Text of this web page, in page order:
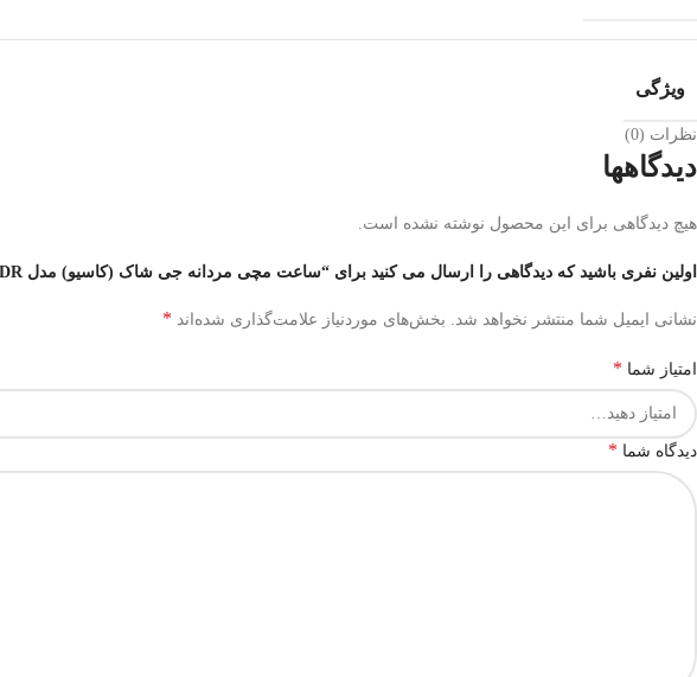
ویژگی
نظرات (0)
دیدگاهها
هیچ دیدگاهی برای این محصول نوشته نشده است.
اولین نفری باشید که دیدگاهی را ارسال می کنید برای “ساعت مچی مردانه جی شاک (کاسیو) مدل G-SHOCK GA-2100-1A2DR”
نشانی ایمیل شما منتشر نخواهد شد. بخش‌های موردنیاز علامت‌گذاری شده‌اند *
امتیاز شما *
دیدگاه شما *